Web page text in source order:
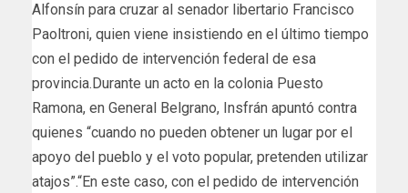
Alfonsín para cruzar al senador libertario Francisco
Paoltroni, quien viene insistiendo en el último tiempo
con el pedido de intervención federal de esa
provincia.Durante un acto en la colonia Puesto
Ramona, en General Belgrano, Insfrán apuntó contra
quienes “cuando no pueden obtener un lugar por el
apoyo del pueblo y el voto popular, pretenden utilizar
atajos”.“En este caso, con el pedido de intervención